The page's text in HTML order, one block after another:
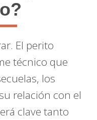
El perito
técnico que
los
relación con el
clave tanto